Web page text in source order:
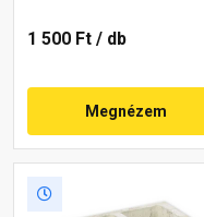
1 500 Ft / db
Megnézem